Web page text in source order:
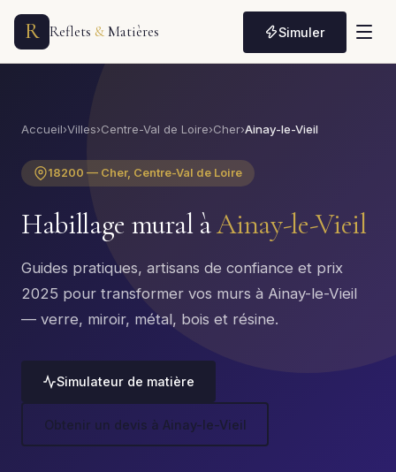
R Reflets &Matières Simuler
Accueil›Villes›Centre-Val de Loire›Cher›Ainay-le-Vieil
18200 — Cher, Centre-Val de Loire
Habillage mural àAinay-le-Vieil
Guides pratiques, artisans de confiance et prix
2025 pour transformer vos murs à Ainay-le-Vieil
— verre, miroir, métal, bois et résine.
Simulateur de matière
Obtenir un devis à Ainay-le-Vieil